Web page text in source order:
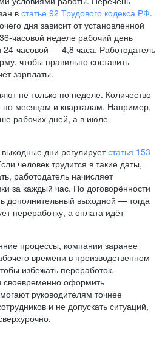
в статье 92 Трудового кодекса РФ.
дня зависит от установленной
36-часовой неделе рабочий день
24-часовой — 4,8 часа. Работодатель
чтобы правильно составить
зарплаты.
не только по неделе. Количество
по месяцам и кварталам. Например,
рабочих дней, а в июле
дни регулируетстатья 153
человек трудится в такие даты,
работодатель начисляет
за каждый час. По договорённости
дополнительный выходной — тогда
переработку, а оплата идёт
процессы, компании заранее
времени в производственном
избежать переработок,
своевременно оформить
руководителям точнее
и не допускать ситуаций,